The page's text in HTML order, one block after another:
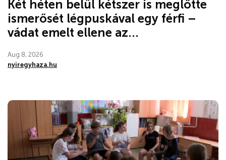
Két héten belül kétszer is meglőtte
ismerősét légpuskával egy férfi –
vádat emelt ellene az...
Aug 8, 2026
nyiregyhaza.hu